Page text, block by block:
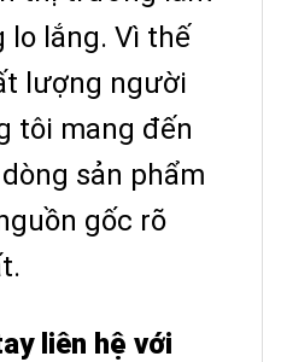
lo lắng. Vì thế
lượng người
tôi mang đến
sản phẩm
gốc rõ
liên hệ với